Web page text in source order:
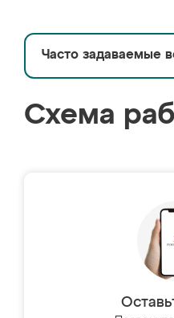
Часто задаваемые
Схема